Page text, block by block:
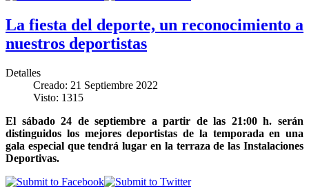
La fiesta del deporte, un reconocimiento a
nuestros deportistas
Detalles
Creado: 21 Septiembre 2022
Visto: 1315
El sábado 24 de septiembre a partir de las 21:00 h. serán
distinguidos los mejores deportistas de la temporada en una
gala especial que tendrá lugar en la terraza de las Instalaciones
Deportivas.